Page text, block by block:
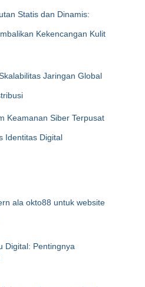
Statis dan Dinamis:
Kekencangan Kulit
Jaringan Global
Keamanan Siber Terpusat
Identitas Digital
ala okto88 untuk website
Digital: Pentingnya